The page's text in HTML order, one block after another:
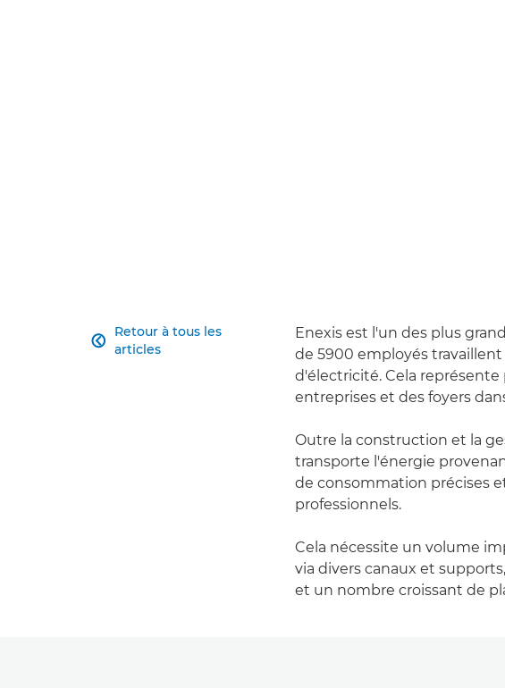
Retour à tous les
articles

Enexis est l'un des plus
de 5900 employés
d'électricité. Cela
entreprises et des foyers
Outre la construction et la
transporte l'énergie
de consommation précises
professionnels.
Cela nécessite un volume
via divers canaux et
et un nombre croissant de